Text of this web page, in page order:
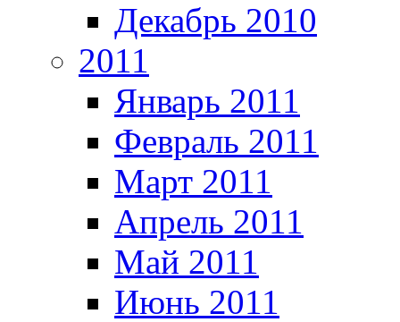
Декабрь 2010
2011
Январь 2011
Февраль 2011
Март 2011
Апрель 2011
Май 2011
Июнь 2011